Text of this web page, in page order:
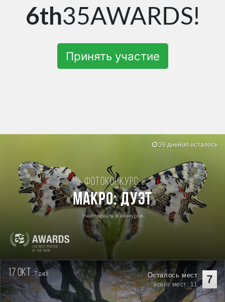
6th35AWARDS!
Принять участие
Фотоконкурс:
Макро: Дуэт
Участвовать в конкурсе
26 дней(я) осталось
17 окт.7 дней 7
Осталось мест
всего мест: 11